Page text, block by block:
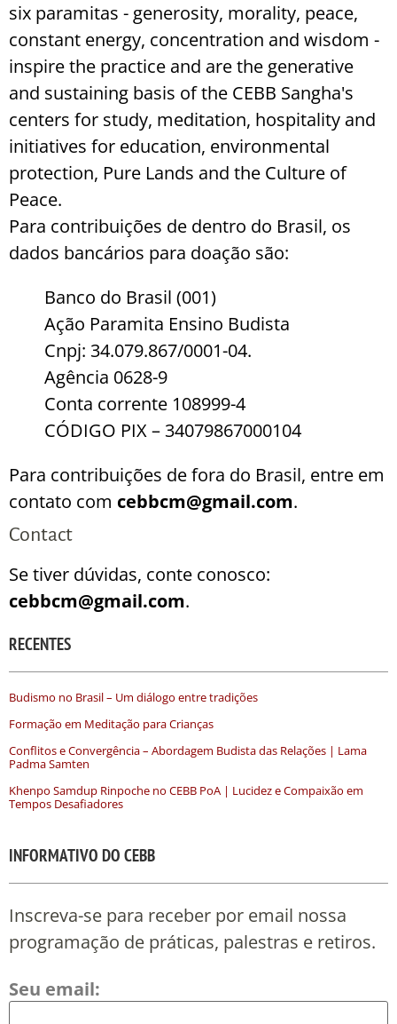
six paramitas - generosity, morality, peace,
constant energy, concentration and wisdom -
inspire the practice and are the generative
and sustaining basis of the CEBB Sangha's
centers for study, meditation, hospitality and
initiatives for education, environmental
protection, Pure Lands and the Culture of
Peace.
Para contribuições de dentro do Brasil, os
dados bancários para doação são:
Banco do Brasil (001)
Ação Paramita Ensino Budista
Cnpj: 34.079.867/0001-04.
Agência 0628-9
Conta corrente 108999-4
CÓDIGO PIX – 34079867000104
Para contribuições de fora do Brasil, entre em
contato com cebbcm@gmail.com.
Contact
Se tiver dúvidas, conte conosco:
cebbcm@gmail.com.
RECENTES
Budismo no Brasil – Um diálogo entre tradições
Formação em Meditação para Crianças
Conflitos e Convergência – Abordagem Budista das Relações | Lama
Padma Samten
Khenpo Samdup Rinpoche no CEBB PoA | Lucidez e Compaixão em
Tempos Desafiadores
INFORMATIVO DO CEBB
Inscreva-se para receber por email nossa
programação de práticas, palestras e retiros.
Seu email: